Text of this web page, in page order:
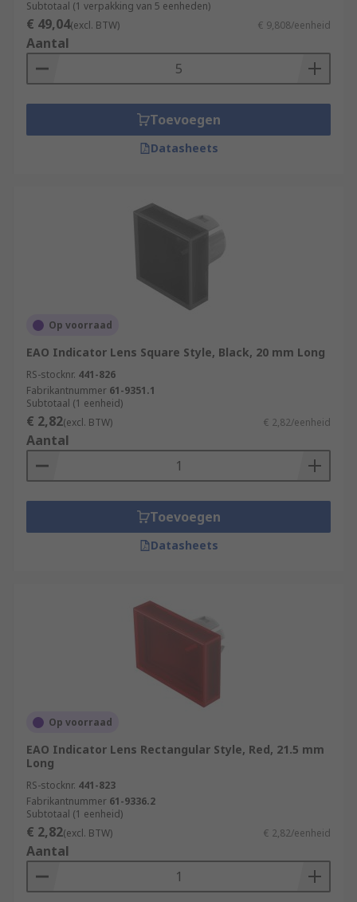
Subtotaal (1 verpakking van 5 eenheden)
€ 49,04(excl. BTW) € 9,808/eenheid
Aantal
Toevoegen
Datasheets
Op voorraad
EAO Indicator Lens Square Style, Black, 20 mm Long
RS-stocknr. 441-826
Fabrikantnummer 61-9351.1
Subtotaal (1 eenheid)
€ 2,82(excl. BTW) € 2,82/eenheid
Aantal
Toevoegen
Datasheets
Op voorraad
EAO Indicator Lens Rectangular Style, Red, 21.5 mm
Long
RS-stocknr. 441-823
Fabrikantnummer 61-9336.2
Subtotaal (1 eenheid)
€ 2,82(excl. BTW) € 2,82/eenheid
Aantal